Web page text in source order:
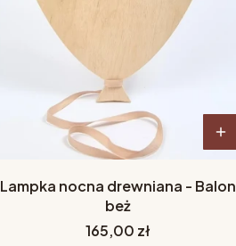
Lampka nocna drewniana - Balon
beż
Cena
165,00 zł